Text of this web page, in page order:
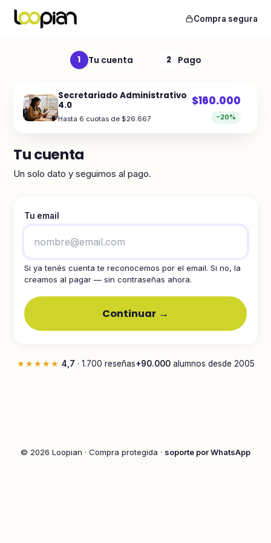
Compra segura
1 Tu cuenta 2 Pago
Tu cuenta
Un solo dato y seguimos al pago.
Tu email
Si ya tenés cuenta te reconocemos por el email. Si no, la
creamos al pagar — sin contraseñas ahora.
Continuar →
★★★★★ 4,7 · 1.700 reseñas+90.000alumnos desde 2005
Secretariado Administrativo
4.0
Hasta 6 cuotas de $26.667
$160.000
−20%
© 2026 Loopian · Compra protegida · soporte por WhatsApp